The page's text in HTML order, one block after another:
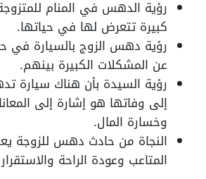
رؤية الدهس في المنام
كبيرة تتعرض لها في حياتها.
رؤية دهس الزوج بالسيارة في
عن المشكلات الكبيرة بينهم.
رؤية السيدة بأن هناك سيارة
إلى وفاتها هو إشارة إلى
وخسارة المال.
النجاة من حادث دهس للزوجة
المتاعب وعودة الراحة